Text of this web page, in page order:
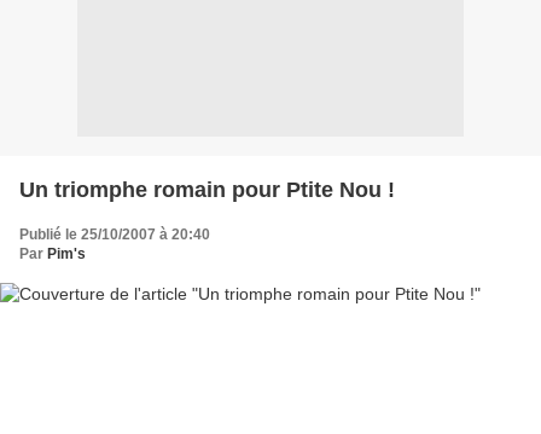
Un triomphe romain pour Ptite Nou !
Publié le 25/10/2007 à 20:40
Par Pim's